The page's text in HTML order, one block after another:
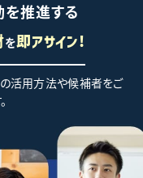
推進する
を即アサイン!
活用方法や候補者をご